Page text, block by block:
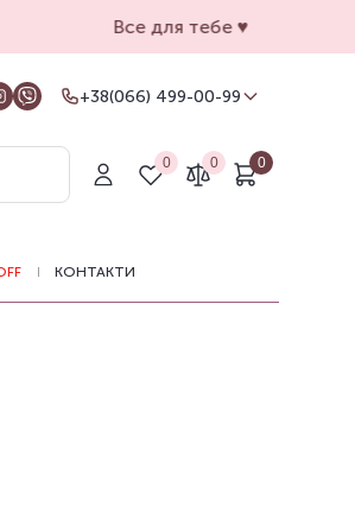
Все для тебе ♥️
+38(066) 499-00-99
Для замовлень на сайті
+38(099) 069-90-00
Магазин Харків
Оформлення замовлень на сайті
0 0 0
КОНТАКТИ